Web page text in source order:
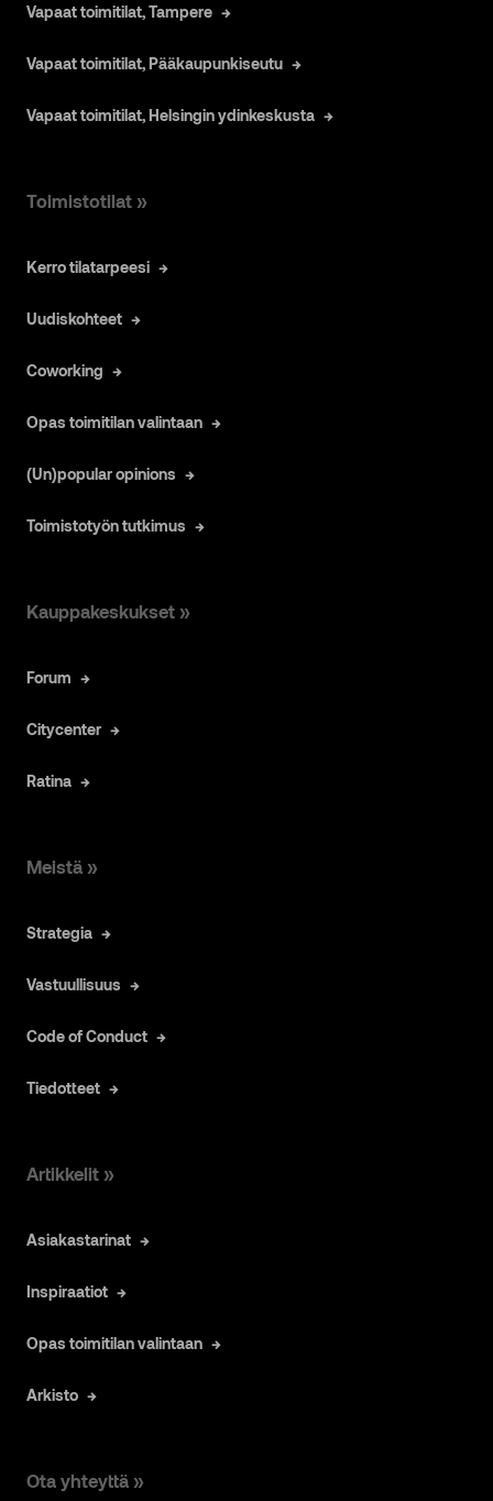
Vapaat toimitilat, Tampere
Vapaat toimitilat, Pääkaupunkiseutu
Vapaat toimitilat, Helsingin ydinkeskusta
Toimistotilat »
Kerro tilatarpeesi
Uudiskohteet
Coworking
Opas toimitilan valintaan
(Un)popular opinions
Toimistotyön tutkimus
Kauppakeskukset »
Forum
Citycenter
Ratina
Meistä »
Strategia
Vastuullisuus
Code of Conduct
Tiedotteet
Artikkelit »
Asiakastarinat
Inspiraatiot
Opas toimitilan valintaan
Arkisto
Ota yhteyttä »